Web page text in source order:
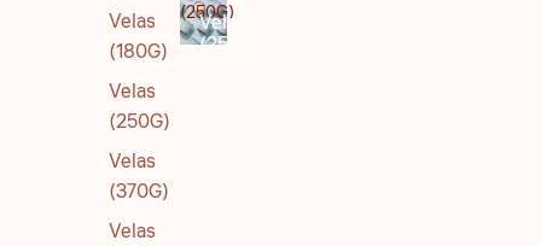
Velas
(180G)
Velas
(250G)
Velas
(370G)
Velas
(250G)
Velas
(250G)